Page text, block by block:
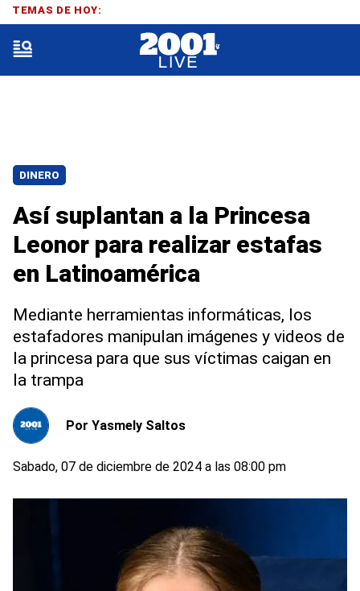
DINERO
Así suplantan a la Princesa
Leonor para realizar estafas
en Latinoamérica
Mediante herramientas informáticas, los
estafadores manipulan imágenes y videos de
la princesa para que sus víctimas caigan en
la trampa
Por Yasmely Saltos
Sabado, 07 de diciembre de 2024 a las 08:00 pm
TEMAS DE HOY: